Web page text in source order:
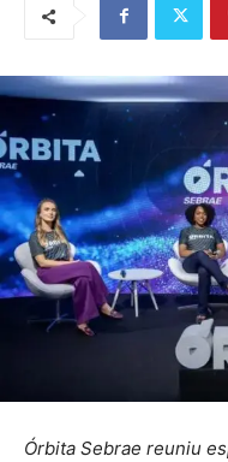
Órbita Sebrae reuniu